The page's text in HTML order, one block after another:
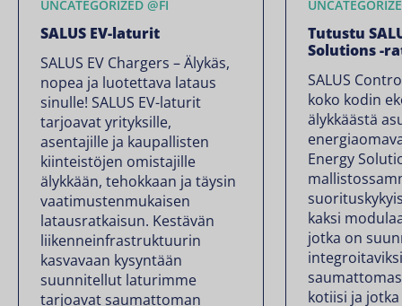
UNCATEGORIZED @FI
SALUS EV-laturit
SALUS EV Chargers – Älykäs,
nopea ja luotettava lataus
sinulle! SALUS EV-laturit
tarjoavat yrityksille,
asentajille ja kaupallisten
kiinteistöjen omistajille
älykkään, tehokkaan ja täysin
vaatimustenmukaisen
latausratkaisun. Kestävän
liikenneinfrastruktuurin
kasvavaan kysyntään
suunnitellut laturimme
tarjoavat saumattoman
Tutustu
Solutions -
SALUS
koko kodin
älykkäästä
Energy
kaksi
jotka on
integroitaviksi
kotiisi ja